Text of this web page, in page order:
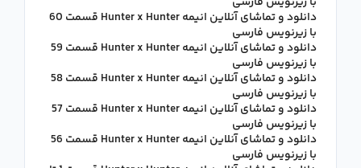
دانلود و تماشای آنلاین انیمه Hunter x Hunter قسمت 60
با زیرنویس فارسی
دانلود و تماشای آنلاین انیمه Hunter x Hunter قسمت 59
با زیرنویس فارسی
دانلود و تماشای آنلاین انیمه Hunter x Hunter قسمت 58
با زیرنویس فارسی
دانلود و تماشای آنلاین انیمه Hunter x Hunter قسمت 57
با زیرنویس فارسی
دانلود و تماشای آنلاین انیمه Hunter x Hunter قسمت 56
با زیرنویس فارسی